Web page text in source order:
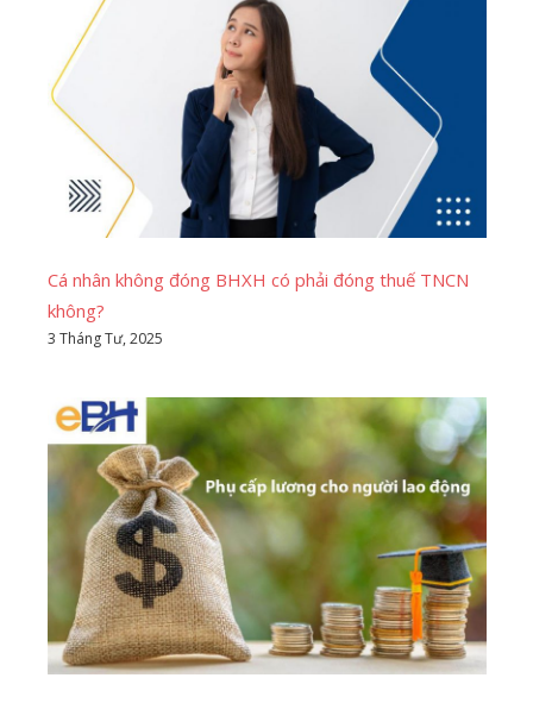
Cá nhân không đóng BHXH có phải đóng thuế TNCN
không?
3 Tháng Tư, 2025